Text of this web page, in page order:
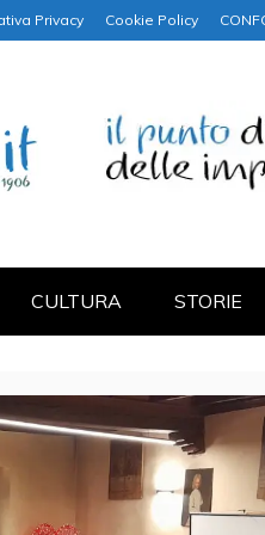
Privacy Cookie Policy
CULTURA STORIE